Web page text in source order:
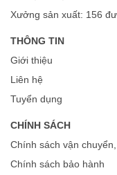
Xưởng sản xuất: 156
THÔNG TIN
Giới thiệu
Liên hệ
Tuyển dụng
CHÍNH SÁCH
Chính sách vận
Chính sách bảo hành